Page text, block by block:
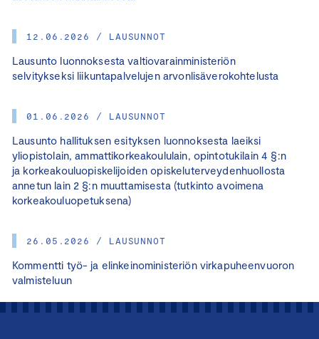
12.06.2026 / LAUSUNNOT
Lausunto luonnoksesta valtiovarainministeriön
selvitykseksi liikuntapalvelujen arvonlisäverokohtelusta
01.06.2026 / LAUSUNNOT
Lausunto hallituksen esityksen luonnoksesta laeiksi
yliopistolain, ammattikorkeakoululain, opintotukilain 4 §:n
ja korkeakouluopiskelijoiden opiskeluterveydenhuollosta
annetun lain 2 §:n muuttamisesta (tutkinto avoimena
korkeakouluopetuksena)
26.05.2026 / LAUSUNNOT
Kommentti työ- ja elinkeinoministeriön virkapuheenvuoron
valmisteluun